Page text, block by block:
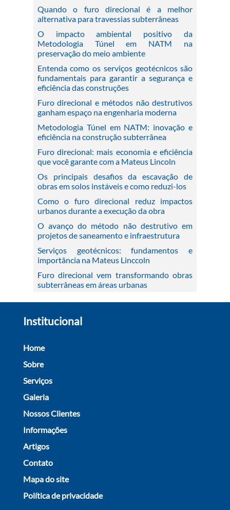
Quando o furo direcional é a melhor
alternativa para travessias subterrâneas
O impacto ambiental positivo da
Metodologia Túnel em NATM na
preservação do meio ambiente
Entenda como os serviços geotécnicos são
fundamentais para garantir a segurança e
eficiência das construções
Furo direcional e métodos não destrutivos
ganham espaço na engenharia moderna
Metodologia Túnel em NATM: inovação e
eficiência na construção subterrânea
Furo direcional: mais economia e eficiência
que você garante com a Mateus Lincoln
Os principais desafios da escavação de
obras em solos instáveis e como reduzi-los
Como o furo direcional reduz impactos
urbanos durante a execução da obra
O avanço do método não destrutivo em
projetos de saneamento e infraestrutura
Serviços geotécnicos: fundamentos e
importância na Mateus Linccoln
Furo direcional vem transformando obras
subterrâneas em áreas urbanas
Institucional
Home
Sobre
Serviços
Galeria
Nossos Clientes
Informações
Artigos
Contato
Mapa do site
Política de privacidade